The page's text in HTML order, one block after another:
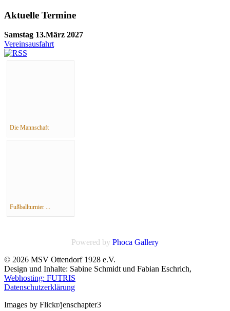
Aktuelle Termine
Samstag 13.März 2027
Vereinsausfahrt
Die Mannschaft
Fußballturnier ...
Powered by Phoca Gallery
© 2026 MSV Ottendorf 1928 e.V.
Design und Inhalte: Sabine Schmidt und Fabian Eschrich,
Webhosting: FUTRIS
Datenschutzerklärung
Images by Flickr/jenschapter3